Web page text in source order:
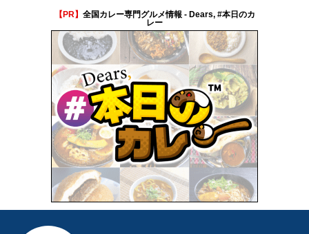
弊社運営サイト
COMPANY 弊社について
BUSINESS わたしたちの仕事
【PR】 全国カレー専門グルメ情報 - Dears, #本日のカ
レー